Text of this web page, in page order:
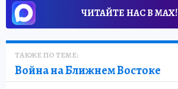
ЧИТАЙТЕ НАС В МАХ!
ТАКЖЕ ПО ТЕМЕ:
Война на Ближнем Востоке